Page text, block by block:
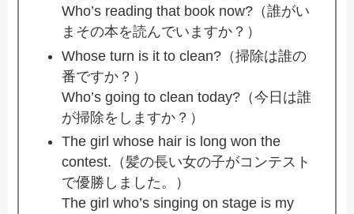
Who’s reading that book now?（誰がい
まその本を読んでいますか？）
Whose turn is it to clean?（掃除は誰の
番ですか？）
Who’s going to clean today?（今日は誰
が掃除をしますか？）
The girl whose hair is long won the
contest.（髪の長い女の子がコンテスト
で優勝しました。）
The girl who’s singing on stage is my